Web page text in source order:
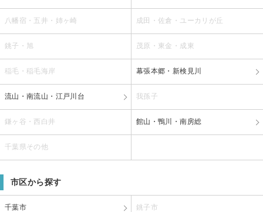
八幡宿・五井・姉ヶ崎 成田・佐倉・ユーカリが丘
銚子・旭 茂原・東金・成東
稲毛・稲毛海岸 幕張本郷・新検見川
流山・南流山・江戸川台 我孫子
鎌ヶ谷・西白井 館山・鴨川・南房総
千葉県その他
市区から探す
千葉市 銚子市